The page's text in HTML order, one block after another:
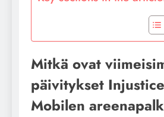
Mitkä ovat
päivitykset
Mobilen